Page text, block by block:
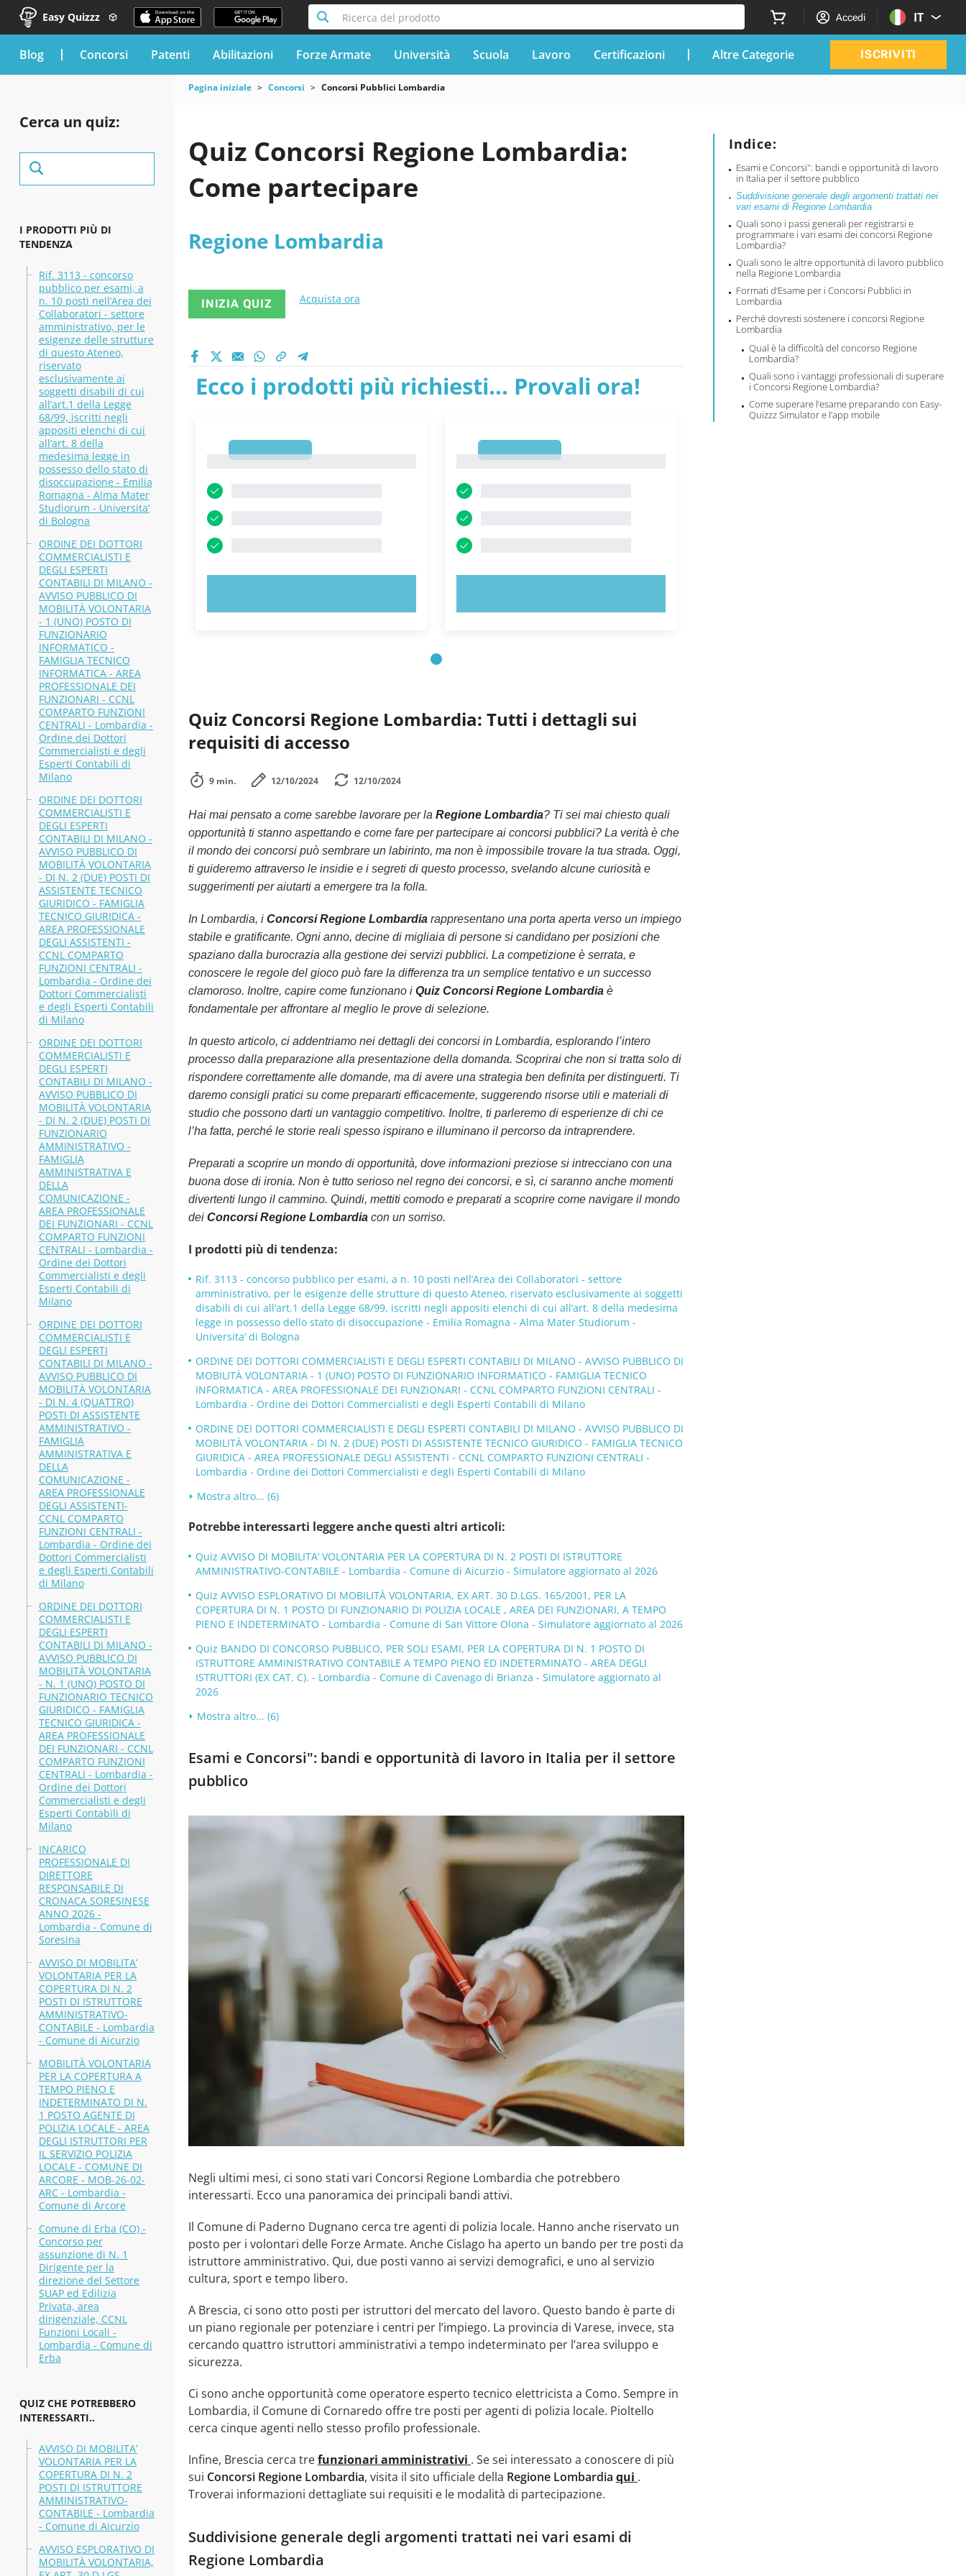
Easy Quizzz Ricerca del prodotto Accedi IT
blog Concorsi Patenti Abilitazioni Forze Armate Università Scuola Lavoro Certificazioni Altre Categorie ISCRIVITI
Cerca un quiz:
I PRODOTTI PIÙ DI
TENDENZA
Rif. 3113 - concorso
pubblico per esami, a
n. 10 posti nell’Area dei
Collaboratori - settore
amministrativo, per le
esigenze delle strutture
di questo Ateneo,
riservato
esclusivamente ai
soggetti disabili di cui
all’art.1 della Legge
68/99, iscritti negli
appositi elenchi di cui
all’art. 8 della
medesima legge in
possesso dello stato di
disoccupazione - Emilia
Romagna - Alma Mater
Studiorum - Universita’
di Bologna
ORDINE DEI DOTTORI
COMMERCIALISTI E
DEGLI ESPERTI
CONTABILI DI MILANO -
AVVISO PUBBLICO DI
MOBILITÀ VOLONTARIA
- 1 (UNO) POSTO DI
FUNZIONARIO
INFORMATICO -
FAMIGLIA TECNICO
INFORMATICA - AREA
PROFESSIONALE DEI
FUNZIONARI - CCNL
COMPARTO FUNZIONI
CENTRALI - Lombardia -
Ordine dei Dottori
Commercialisti e degli
Esperti Contabili di
Milano
ORDINE DEI DOTTORI
COMMERCIALISTI E
DEGLI ESPERTI
CONTABILI DI MILANO -
AVVISO PUBBLICO DI
MOBILITÀ VOLONTARIA
- DI N. 2 (DUE) POSTI DI
ASSISTENTE TECNICO
GIURIDICO - FAMIGLIA
TECNICO GIURIDICA -
AREA PROFESSIONALE
DEGLI ASSISTENTI -
CCNL COMPARTO
FUNZIONI CENTRALI -
Lombardia - Ordine dei
Dottori Commercialisti
e degli Esperti Contabili
di Milano
ORDINE DEI DOTTORI
COMMERCIALISTI E
DEGLI ESPERTI
CONTABILI DI MILANO -
AVVISO PUBBLICO DI
MOBILITÀ VOLONTARIA
- DI N. 2 (DUE) POSTI DI
FUNZIONARIO
AMMINISTRATIVO -
FAMIGLIA
AMMINISTRATIVA E
DELLA
COMUNICAZIONE -
AREA PROFESSIONALE
DEI FUNZIONARI - CCNL
COMPARTO FUNZIONI
CENTRALI - Lombardia -
Ordine dei Dottori
Commercialisti e degli
Esperti Contabili di
Milano
ORDINE DEI DOTTORI
COMMERCIALISTI E
DEGLI ESPERTI
CONTABILI DI MILANO -
AVVISO PUBBLICO DI
MOBILITÀ VOLONTARIA
- DI N. 4 (QUATTRO)
POSTI DI ASSISTENTE
AMMINISTRATIVO -
FAMIGLIA
AMMINISTRATIVA E
DELLA
COMUNICAZIONE -
AREA PROFESSIONALE
DEGLI ASSISTENTI-
CCNL COMPARTO
FUNZIONI CENTRALI -
Lombardia - Ordine dei
Dottori Commercialisti
e degli Esperti Contabili
di Milano
ORDINE DEI DOTTORI
COMMERCIALISTI E
DEGLI ESPERTI
CONTABILI DI MILANO -
AVVISO PUBBLICO DI
MOBILITÀ VOLONTARIA
- N. 1 (UNO) POSTO DI
FUNZIONARIO TECNICO
GIURIDICO - FAMIGLIA
TECNICO GIURIDICA -
AREA PROFESSIONALE
DEI FUNZIONARI - CCNL
COMPARTO FUNZIONI
CENTRALI - Lombardia -
Ordine dei Dottori
Commercialisti e degli
Esperti Contabili di
Milano
INCARICO
PROFESSIONALE DI
DIRETTORE
RESPONSABILE DI
CRONACA SORESINESE
ANNO 2026 -
Lombardia - Comune di
Soresina
AVVISO DI MOBILITA’
VOLONTARIA PER LA
COPERTURA DI N. 2
POSTI DI ISTRUTTORE
AMMINISTRATIVO-
CONTABILE - Lombardia
- Comune di Aicurzio
MOBILITÀ VOLONTARIA
PER LA COPERTURA A
TEMPO PIENO E
INDETERMINATO DI N.
1 POSTO AGENTE DI
POLIZIA LOCALE - AREA
DEGLI ISTRUTTORI PER
IL SERVIZIO POLIZIA
LOCALE - COMUNE DI
ARCORE - MOB-26-02-
ARC - Lombardia -
Comune di Arcore
Comune di Erba (CO) -
Concorso per
assunzione di N. 1
Dirigente per la
direzione del Settore
SUAP ed Edilizia
Privata, area
dirigenziale, CCNL
Funzioni Locali -
Lombardia - Comune di
Erba
QUIZ CHE POTREBBERO
INTERESSARTI..
AVVISO DI MOBILITA’
VOLONTARIA PER LA
COPERTURA DI N. 2
POSTI DI ISTRUTTORE
AMMINISTRATIVO-
CONTABILE - Lombardia
- Comune di Aicurzio
AVVISO ESPLORATIVO DI
MOBILITÀ VOLONTARIA,
Pagina iniziale Concorsi Concorsi Pubblici Lombardia
Indice:
Esami e Concorsi": bandi e opportunità di lavoro
in Italia per il settore pubblico
Suddivisione generale degli argomenti trattati nei
vari esami di Regione Lombardia
Quali sono i passi generali per registrarsi e
programmare i vari esami dei concorsi Regione
Lombardia?
Quali sono le altre opportunità di lavoro pubblico
nella Regione Lombardia
Formati d’Esame per i Concorsi Pubblici in
Lombardia
Perché dovresti sostenere i concorsi Regione
Lombardia
Qual è la difficoltà del concorso Regione
Lombardia?
Quali sono i vantaggi professionali di superare
i Concorsi Regione Lombardia?
Come superare l’esame preparando con Easy-
Quizzz Simulator e l’app mobile
Quiz Concorsi Regione Lombardia:
Come partecipare
Regione Lombardia
INIZIA QUIZ Acquista ora
Ecco i prodotti più richiesti... Provali ora!
Quiz Concorsi Regione Lombardia: Tutti i dettagli sui
requisiti di accesso
9 min. 12/10/2024 12/10/2024
Hai mai pensato a come sarebbe lavorare per la Regione Lombardia? Ti sei mai chiesto quali
opportunità ti stanno aspettando e come fare per partecipare ai concorsi pubblici? La verità è che
il mondo dei concorsi può sembrare un labirinto, ma non è impossibile trovare la tua strada. Oggi,
ti guideremo attraverso le insidie e i segreti di questo processo, svelando alcune curiosità e
suggerimenti per aiutarti a emergere tra la folla.
In Lombardia, i Concorsi Regione Lombardiarappresentano una porta aperta verso un impiego
stabile e gratificante. Ogni anno, decine di migliaia di persone si candidano per posizioni che
spaziano dalla burocrazia alla gestione dei servizi pubblici. La competizione è serrata, e
conoscere le regole del gioco può fare la differenza tra un semplice tentativo e un successo
clamoroso. Inoltre, capire come funzionano i Quiz Concorsi Regione Lombardiaè
fondamentale per affrontare al meglio le prove di selezione.
In questo articolo, ci addentriamo nei dettagli dei concorsi in Lombardia, esplorando l’intero
processo dalla preparazione alla presentazione della domanda. Scoprirai che non si tratta solo di
rispondere correttamente alle domande, ma di avere una strategia ben definita per distinguerti. Ti
daremo consigli pratici su come prepararti efficacemente, suggerendo risorse utili e materiali di
studio che possono darti un vantaggio competitivo. Inoltre, ti parleremo di esperienze di chi ce
l’ha fatta, perché le storie reali spesso ispirano e illuminano il percorso da intraprendere.
Preparati a scoprire un mondo di opportunità, dove informazioni preziose si intrecciano con una
buona dose di ironia. Non è tutto serioso nel regno dei concorsi, e sì, ci saranno anche momenti
divertenti lungo il cammino. Quindi, mettiti comodo e preparati a scoprire come navigare il mondo
dei Concorsi Regione Lombardiacon un sorriso.
I prodotti più di tendenza:
Rif. 3113 - concorso pubblico per esami, a n. 10 posti nell’Area dei Collaboratori - settore
amministrativo, per le esigenze delle strutture di questo Ateneo, riservato esclusivamente ai soggetti
disabili di cui all’art.1 della Legge 68/99, iscritti negli appositi elenchi di cui all’art. 8 della medesima
legge in possesso dello stato di disoccupazione - Emilia Romagna - Alma Mater Studiorum -
Universita’ di Bologna
ORDINE DEI DOTTORI COMMERCIALISTI E DEGLI ESPERTI CONTABILI DI MILANO - AVVISO PUBBLICO DI
MOBILITÀ VOLONTARIA - 1 (UNO) POSTO DI FUNZIONARIO INFORMATICO - FAMIGLIA TECNICO
INFORMATICA - AREA PROFESSIONALE DEI FUNZIONARI - CCNL COMPARTO FUNZIONI CENTRALI -
Lombardia - Ordine dei Dottori Commercialisti e degli Esperti Contabili di Milano
ORDINE DEI DOTTORI COMMERCIALISTI E DEGLI ESPERTI CONTABILI DI MILANO - AVVISO PUBBLICO DI
MOBILITÀ VOLONTARIA - DI N. 2 (DUE) POSTI DI ASSISTENTE TECNICO GIURIDICO - FAMIGLIA TECNICO
GIURIDICA - AREA PROFESSIONALE DEGLI ASSISTENTI - CCNL COMPARTO FUNZIONI CENTRALI -
Lombardia - Ordine dei Dottori Commercialisti e degli Esperti Contabili di Milano
Mostra altro... (6)
Potrebbe interessarti leggere anche questi altri articoli:
Quiz AVVISO DI MOBILITA’ VOLONTARIA PER LA COPERTURA DI N. 2 POSTI DI ISTRUTTORE
AMMINISTRATIVO-CONTABILE - Lombardia - Comune di Aicurzio - Simulatore aggiornato al 2026
Quiz AVVISO ESPLORATIVO DI MOBILITÀ VOLONTARIA, EX ART. 30 D.LGS. 165/2001, PER LA
COPERTURA DI N. 1 POSTO DI FUNZIONARIO DI POLIZIA LOCALE , AREA DEI FUNZIONARI, A TEMPO
PIENO E INDETERMINATO - Lombardia - Comune di San Vittore Olona - Simulatore aggiornato al 2026
Quiz BANDO DI CONCORSO PUBBLICO, PER SOLI ESAMI, PER LA COPERTURA DI N. 1 POSTO DI
ISTRUTTORE AMMINISTRATIVO CONTABILE A TEMPO PIENO ED INDETERMINATO - AREA DEGLI
ISTRUTTORI (EX CAT. C). - Lombardia - Comune di Cavenago di Brianza - Simulatore aggiornato al
2026
Mostra altro... (6)
Esami e Concorsi": bandi e opportunità di lavoro in Italia per il settore
pubblico
Negli ultimi mesi, ci sono stati vari Concorsi Regione Lombardia che potrebbero
interessarti. Ecco una panoramica dei principali bandi attivi.
Il Comune di Paderno Dugnano cerca tre agenti di polizia locale. Hanno anche riservato un
posto per i volontari delle Forze Armate. Anche Cislago ha aperto un bando per tre posti da
istruttore amministrativo. Qui, due posti vanno ai servizi demografici, e uno al servizio
cultura, sport e tempo libero.
A Brescia, ci sono otto posti per istruttori del mercato del lavoro. Questo bando è parte di
un piano regionale per potenziare i centri per l’impiego. La provincia di Varese, invece, sta
cercando quattro istruttori amministrativi a tempo indeterminato per l’area sviluppo e
sicurezza.
Ci sono anche opportunità come operatore esperto tecnico elettricista a Como. Sempre in
Lombardia, il Comune di Cornaredo offre tre posti per agenti di polizia locale. Pioltello
cerca cinque agenti nello stesso profilo professionale.
Infine, Brescia cerca trefunzionari amministrativi . Se sei interessato a conoscere di più
sui Concorsi Regione Lombardia, visita il sito ufficiale della Regione Lombardia qui .
Troverai informazioni dettagliate sui requisiti e le modalità di partecipazione.
Suddivisione generale degli argomenti trattati nei vari esami di
Regione Lombardia